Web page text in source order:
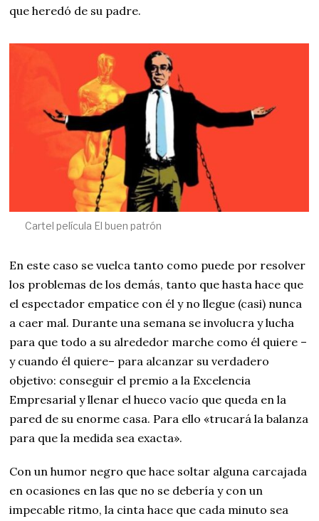
que heredó de su padre.
Cartel película El buen patrón
En este caso se vuelca tanto como puede por resolver
los problemas de los demás, tanto que hasta hace que
el espectador empatice con él y no llegue (casi) nunca
a caer mal. Durante una semana se involucra y lucha
para que todo a su alrededor marche como él quiere –
y cuando él quiere– para alcanzar su verdadero
objetivo: conseguir el premio a la Excelencia
Empresarial y llenar el hueco vacío que queda en la
pared de su enorme casa. Para ello «trucará la balanza
para que la medida sea exacta».
Con un humor negro que hace soltar alguna carcajada
en ocasiones en las que no se debería y con un
impecable ritmo, la cinta hace que cada minuto sea